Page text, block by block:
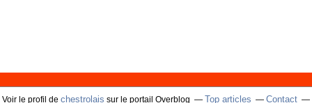
Voir le profil de chestrolais sur le portail Overblog Top articles Contact